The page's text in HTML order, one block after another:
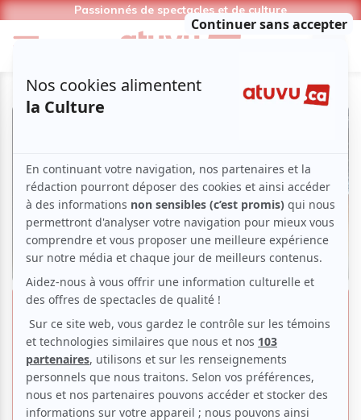
Passionnés de spectacles et de culture
Flotter dans l’espace avec «
Salyut-7 », le nouveau
blockbuster russe à ne pas
manquer!